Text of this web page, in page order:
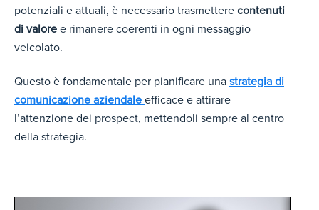
potenziali e attuali, è necessario trasmettere contenuti
di valore e rimanere coerenti in ogni messaggio
veicolato.
Questo è fondamentale per pianificare una strategia di
comunicazione aziendale efficace e attirare
l’attenzione dei prospect, mettendoli sempre al centro
della strategia.